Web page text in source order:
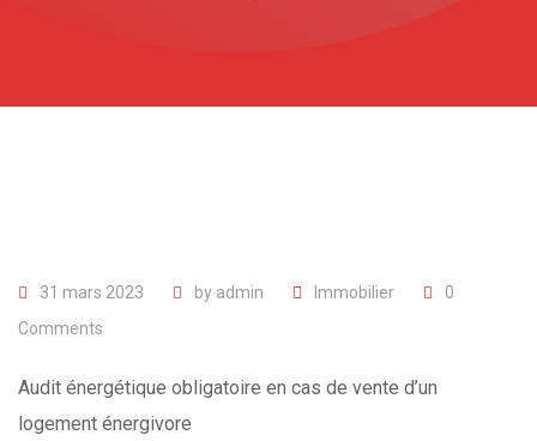
31 mars 2023 by admin Immobilier
0
Comments
Audit énergétique obligatoire en cas de vente d’un
logement énergivore